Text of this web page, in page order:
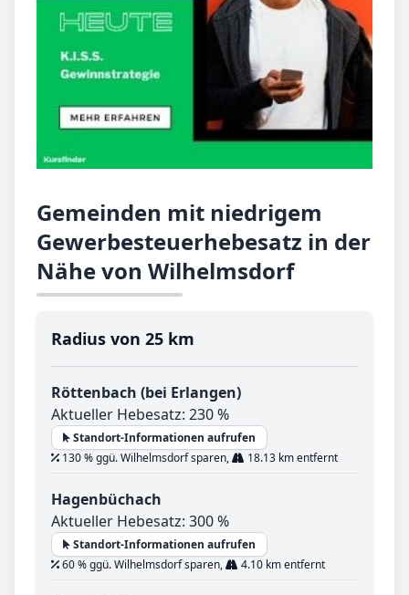
Gemeinden mit niedrigem
Gewerbesteuerhebesatz in der
Nähe von Wilhelmsdorf
Radius von 25 km
Röttenbach (bei Erlangen)
Aktueller Hebesatz: 230 %
Standort-Informationen aufrufen
130 % ggü. Wilhelmsdorf sparen,
18.13 km entfernt
Hagenbüchach
Aktueller Hebesatz: 300 %
Standort-Informationen aufrufen
60 % ggü. Wilhelmsdorf sparen,
4.10 km entfernt